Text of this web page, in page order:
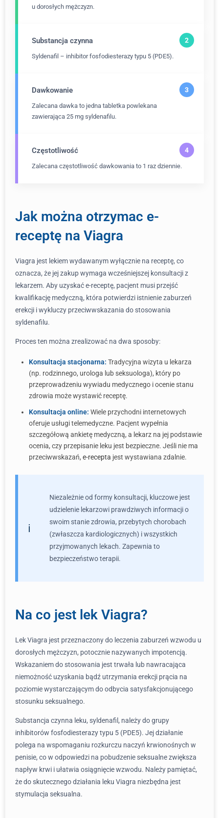
u dorosłych mężczyzn.
Substancja czynna
Syldenafil – inhibitor fosfodiesterazy typu 5 (PDE5).
Dawkowanie
Zalecana dawka to jedna tabletka powlekana
zawierająca 25 mg syldenafilu.
Częstotliwość
Zalecana częstotliwość dawkowania to 1 raz dziennie.
Jak można otrzymac e-
receptę na Viagra
Viagra jest lekiem wydawanym wyłącznie na receptę, co
oznacza, że jej zakup wymaga wcześniejszej konsultacji z
lekarzem. Aby uzyskać e-receptę, pacjent musi przejść
kwalifikację medyczną, która potwierdzi istnienie zaburzeń
erekcji i wykluczy przeciwwskazania do stosowania
syldenafilu.
Proces ten można zrealizować na dwa sposoby:
Konsultacja stacjonarna: Tradycyjna wizyta u lekarza
(np. rodzinnego, urologa lub seksuologa), który po
przeprowadzeniu wywiadu medycznego i ocenie stanu
zdrowia może wystawić receptę.
Konsultacja online: Wiele przychodni internetowych
oferuje usługi telemedyczne. Pacjent wypełnia
szczegółową ankietę medyczną, a lekarz na jej podstawie
ocenia, czy przepisanie leku jest bezpieczne. Jeśli nie ma
przeciwwskazań, e-recepta jest wystawiana zdalnie.
Niezależnie od formy konsultacji, kluczowe jest
udzielenie lekarzowi prawdziwych informacji o
swoim stanie zdrowia, przebytych chorobach
(zwłaszcza kardiologicznych) i wszystkich
przyjmowanych lekach. Zapewnia to
bezpieczeństwo terapii.
Na co jest lek Viagra?
Lek Viagra jest przeznaczony do leczenia zaburzeń wzwodu u
dorosłych mężczyzn, potocznie nazywanych impotencją.
Wskazaniem do stosowania jest trwała lub nawracająca
niemożność uzyskania bądź utrzymania erekcji prącia na
poziomie wystarczającym do odbycia satysfakcjonującego
stosunku seksualnego.
Substancja czynna leku, syldenafil, należy do grupy
inhibitorów fosfodiesterazy typu 5 (PDE5). Jej działanie
polega na wspomaganiu rozkurczu naczyń krwionośnych w
penisie, co w odpowiedzi na pobudzenie seksualne zwiększa
napływ krwi i ułatwia osiągnięcie wzwodu. Należy pamiętać,
że do skutecznego działania leku Viagra niezbędna jest
stymulacja seksualna.